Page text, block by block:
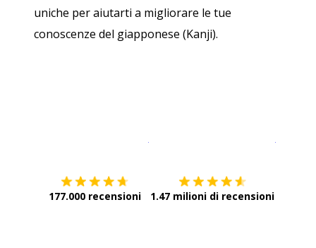
uniche per aiutarti a migliorare le tue
conoscenze del giapponese (Kanji).
177.000 recensioni 1.47 milioni di recensioni